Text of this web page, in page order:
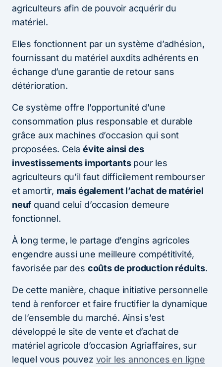
agriculteurs afin de pouvoir acquérir du
matériel.
Elles fonctionnent par un système d’adhésion,
fournissant du matériel auxdits adhérents en
échange d’une garantie de retour sans
détérioration.
Ce système offre l’opportunité d’une
consommation plus responsable et durable
grâce aux machines d’occasion qui sont
proposées. Celaévite ainsi des
investissements importantspour les
agriculteurs qu’il faut difficilement rembourser
et amortir, mais également l’achat de matériel
neuf quand celui d’occasion demeure
fonctionnel.
À long terme, le partage d’engins agricoles
engendre aussi une meilleure compétitivité,
favorisée par des coûts de production réduits.
De cette manière, chaque initiative personnelle
tend à renforcer et faire fructifier la dynamique
de l’ensemble du marché. Ainsi s’est
développé le site de vente et d’achat de
matériel agricole d’occasion Agriaffaires, sur
lequel vous pouvez voir les annonces en ligne